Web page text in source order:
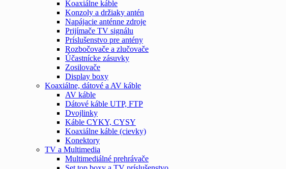
Koaxiálne káble
Konzoly a držiaky antén
Napájacie anténne zdroje
Prijímače TV signálu
Príslušenstvo pre antény
Rozbočovače a zlučovače
Účastnícke zásuvky
Zosilovače
Display boxy
Koaxiálne, dátové a AV káble
AV káble
Dátové káble UTP, FTP
Dvojlinky
Káble CYKY, CYSY
Koaxiálne káble (cievky)
Konektory
TV a Multimedia
Multimediálné prehrávače